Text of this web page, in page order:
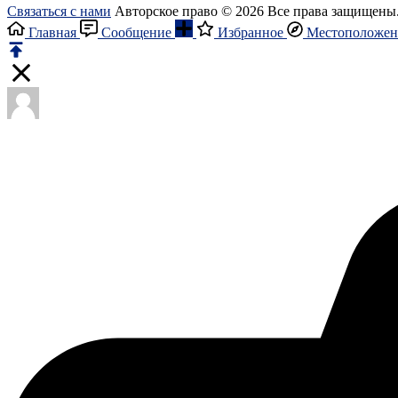
Связаться с нами Авторское право © 2026 Все права
Главная
Сообщение Избранное